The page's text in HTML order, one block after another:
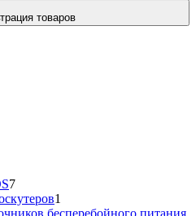
товаров
77
товаров1
товар